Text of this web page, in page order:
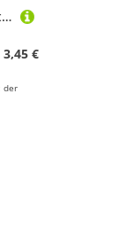
dzqad Griffkrafttrainer,Fingertrainer Griffkrafttrainer - Fitnessgerät Für Training Von Musikern Profis Senioren Kletterern Boxern
3,45 €
der